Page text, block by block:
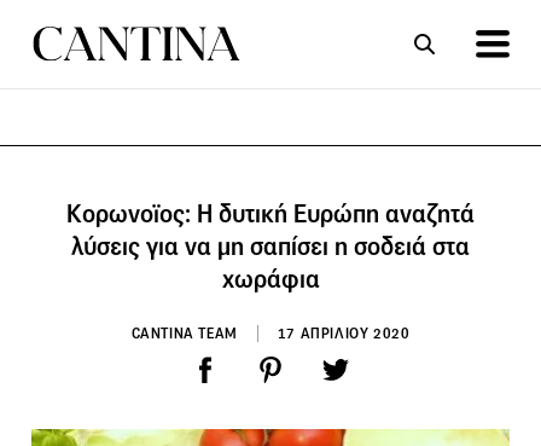
Κορωνοϊος: Η δυτική Ευρώπη αναζητά
λύσεις για να μη σαπίσει η σοδειά στα
χωράφια
CANTINA TEAM 17 ΑΠΡΙΛΙΟΥ 2020